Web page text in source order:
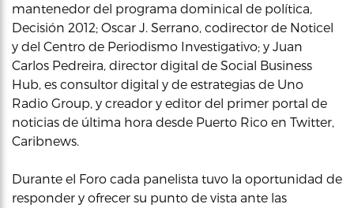
mantenedor del programa dominical de política,
Decisión 2012; Oscar J. Serrano, codirector de Noticel
y del Centro de Periodismo Investigativo; y Juan
Carlos Pedreira, director digital de Social Business
Hub, es consultor digital y de estrategias de Uno
Radio Group, y creador y editor del primer portal de
noticias de última hora desde Puerto Rico en Twitter,
Caribnews.
Durante el Foro cada panelista tuvo la oportunidad de
responder y ofrecer su punto de vista ante las